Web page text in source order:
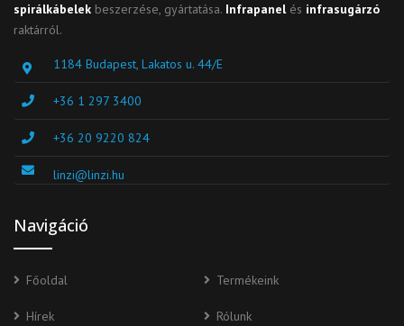
spirálkábelek beszerzése, gyártatása. Infrapanel és infrasugárzó
raktárról.
1184 Budapest, Lakatos u. 44/E
+36 1 297 3400
+36 20 9220 824
linzi@linzi.hu
Navigáció
Főoldal Termékeink
Hírek Rólunk